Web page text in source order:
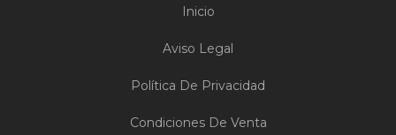
Inicio
Aviso Legal
Política De Privacidad
Condiciones De Venta